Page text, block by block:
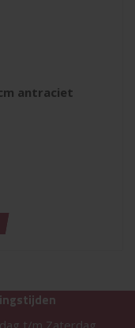
antraciet
t/m Zaterdag